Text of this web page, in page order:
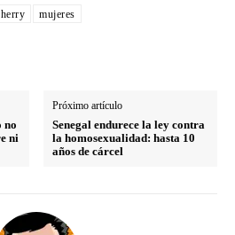
mujeres
no
ni
Próximo artículo
Senegal endurece la ley contra
la homosexualidad: hasta 10
años de cárcel